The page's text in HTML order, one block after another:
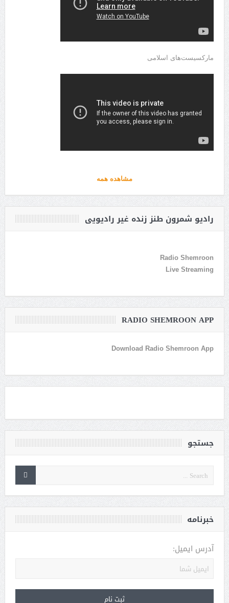
مارکسیست‌های اسلامی
مشاهده همه
رادیو شمرون طنز زنده غیر رادیویی
Radio Shemroon
Live Streaming
RADIO SHEMROON APP
Download Radio Shemroon App
جستجو
خبرنامه
آدرس ایمیل: